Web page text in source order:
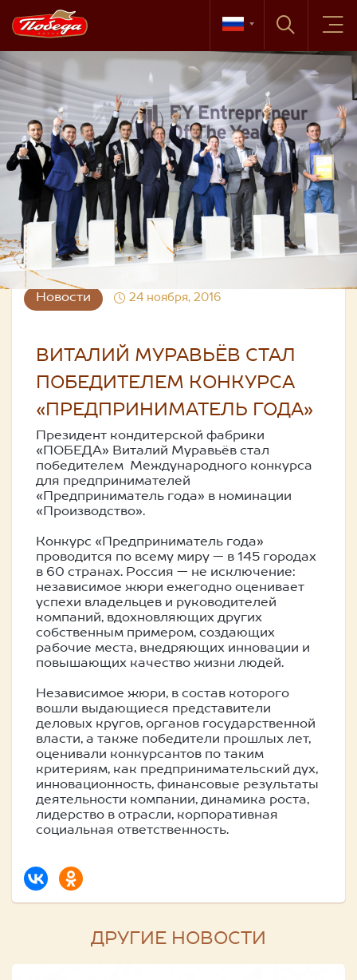
Новости 24 ноября, 2016
ВИТАЛИЙ МУРАВЬЁВ СТАЛ
ПОБЕДИТЕЛЕМ КОНКУРСА
«ПРЕДПРИНИМАТЕЛЬ ГОДА»
Президент кондитерской фабрики
«ПОБЕДА» Виталий Муравьёв стал
победителем Международного конкурса
для предпринимателей
«Предприниматель года» в номинации
«Производство».
Конкурс «Предприниматель года»
проводится по всему миру — в 145 городах
в 60 странах. Россия — не исключение:
независимое жюри ежегодно оценивает
успехи владельцев и руководителей
компаний, вдохновляющих других
собственным примером, создающих
рабочие места, внедряющих инновации и
повышающих качество жизни людей.
Независимое жюри, в состав которого
вошли выдающиеся представители
деловых кругов, органов государственной
власти, а также победители прошлых лет,
оценивали конкурсантов по таким
критериям, как предпринимательский дух,
инновационность, финансовые результаты
деятельности компании, динамика роста,
лидерство в отрасли, корпоративная
социальная ответственность.
ДРУГИЕ НОВОСТИ